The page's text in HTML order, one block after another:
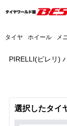
タイヤ ホイール メ
PIRELLI(ピレリ)
選択したタイ